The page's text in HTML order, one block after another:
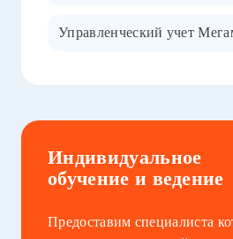
Управленческий учет
Индивидуальное
обучение и ведение
Предоставим специалиста